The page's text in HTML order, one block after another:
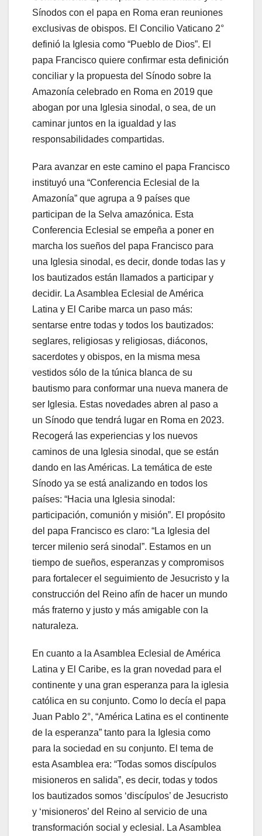
Sínodos con el papa en Roma eran reuniones
exclusivas de obispos. El Concilio Vaticano 2°
definió la Iglesia como “Pueblo de Dios”. El
papa Francisco quiere confirmar esta definición
conciliar y la propuesta del Sínodo sobre la
Amazonía celebrado en Roma en 2019 que
abogan por una Iglesia sinodal, o sea, de un
caminar juntos en la igualdad y las
responsabilidades compartidas.
Para avanzar en este camino el papa Francisco
instituyó una “Conferencia Eclesial de la
Amazonía” que agrupa a 9 países que
participan de la Selva amazónica. Esta
Conferencia Eclesial se empeña a poner en
marcha los sueños del papa Francisco para
una Iglesia sinodal, es decir, donde todas las y
los bautizados están llamados a participar y
decidir. La Asamblea Eclesial de América
Latina y El Caribe marca un paso más:
sentarse entre todas y todos los bautizados:
seglares, religiosas y religiosas, diáconos,
sacerdotes y obispos, en la misma mesa
vestidos sólo de la túnica blanca de su
bautismo para conformar una nueva manera de
ser Iglesia. Estas novedades abren al paso a
un Sínodo que tendrá lugar en Roma en 2023.
Recogerá las experiencias y los nuevos
caminos de una Iglesia sinodal, que se están
dando en las Américas. La temática de este
Sínodo ya se está analizando en todos los
países: “Hacia una Iglesia sinodal:
participación, comunión y misión”. El propósito
del papa Francisco es claro: “La Iglesia del
tercer milenio será sinodal”. Estamos en un
tiempo de sueños, esperanzas y compromisos
para fortalecer el seguimiento de Jesucristo y la
construcción del Reino afín de hacer un mundo
más fraterno y justo y más amigable con la
naturaleza.
En cuanto a la Asamblea Eclesial de América
Latina y El Caribe, es la gran novedad para el
continente y una gran esperanza para la iglesia
católica en su conjunto. Como lo decía el papa
Juan Pablo 2°, “América Latina es el continente
de la esperanza” tanto para la Iglesia como
para la sociedad en su conjunto. El tema de
esta Asamblea era: “Todas somos discípulos
misioneros en salida”, es decir, todas y todos
los bautizados somos ‘discípulos’ de Jesucristo
y ‘misioneros’ del Reino al servicio de una
transformación social y eclesial. La Asamblea